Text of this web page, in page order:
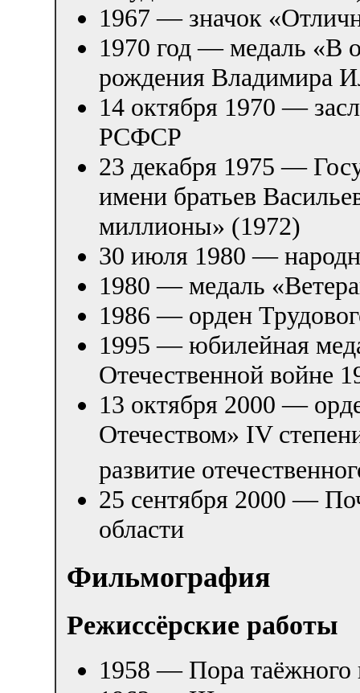
1967 — значок
1970 год — медаль «В
рождения Владимира
14 октября 1970 —
РСФСР
23 декабря 1975 —
имени братьев
миллионы» (1972)
30 июля 1980 —
1980 — медаль
1986 — орден
1995 — юбилейная
Отечественной войне
13 октября 2000 —
Отечеством» IV
развитие
25 сентября 2000 —
области
Фильмография
Режиссёрские работы
1958 — Пора таёжного